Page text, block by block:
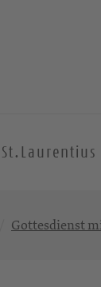
St.Laurentius
Gottesdienst